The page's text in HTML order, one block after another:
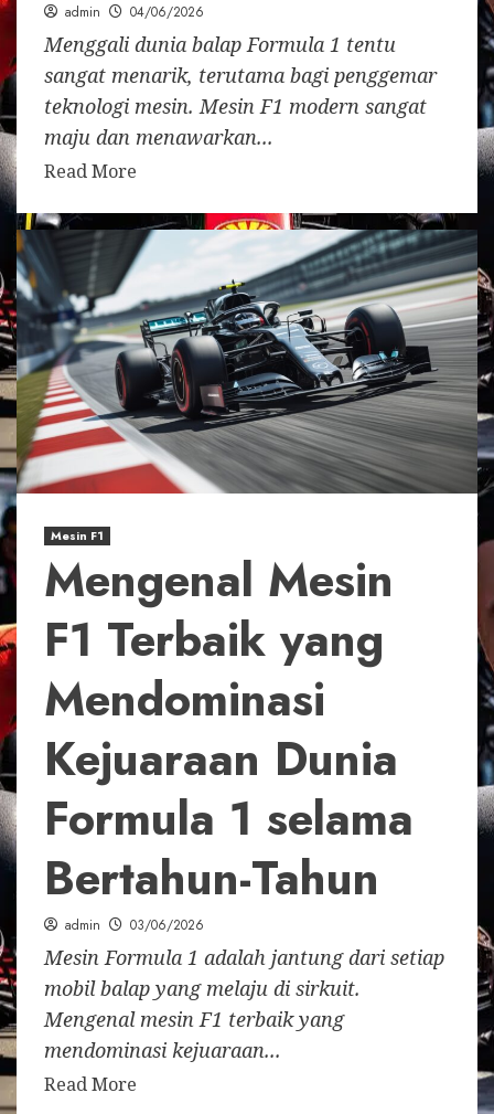
admin 04/06/2026
Menggali dunia balap Formula 1 tentu
sangat menarik, terutama bagi penggemar
teknologi mesin. Mesin F1 modern sangat
maju dan menawarkan...
Read More
Mesin F1
Mengenal Mesin
F1 Terbaik yang
Mendominasi
Kejuaraan Dunia
Formula 1 selama
Bertahun-Tahun
admin 03/06/2026
Mesin Formula 1 adalah jantung dari setiap
mobil balap yang melaju di sirkuit.
Mengenal mesin F1 terbaik yang
mendominasi kejuaraan...
Read More